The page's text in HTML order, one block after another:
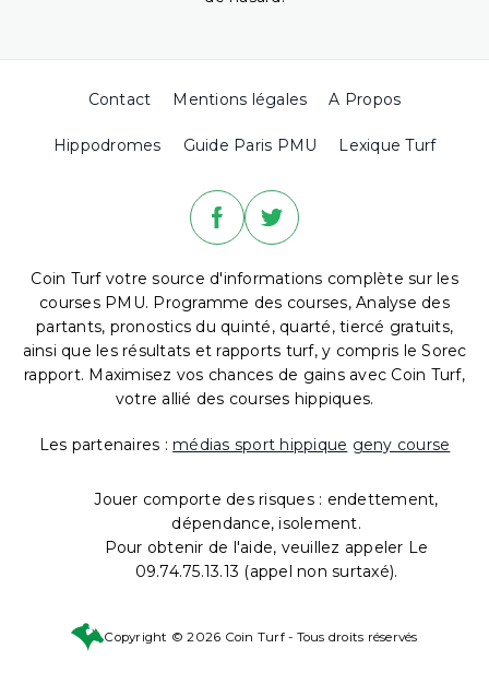
Contact Mentions légales A Propos
Hippodromes Guide Paris PMU Lexique Turf
Coin Turf votre source d'informations complète sur les
courses PMU. Programme des courses, Analyse des
partants, pronostics du quinté, quarté, tiercé gratuits,
ainsi que les résultats et rapports turf, y compris le Sorec
rapport. Maximisez vos chances de gains avec Coin Turf,
votre allié des courses hippiques.
Les partenaires : médias sport hippique geny course
Jouer comporte des risques : endettement,
dépendance, isolement.
Pour obtenir de l'aide, veuillez appeler Le
09.74.75.13.13 (appel non surtaxé).
Copyright © 2026 Coin Turf - Tous droits réservés